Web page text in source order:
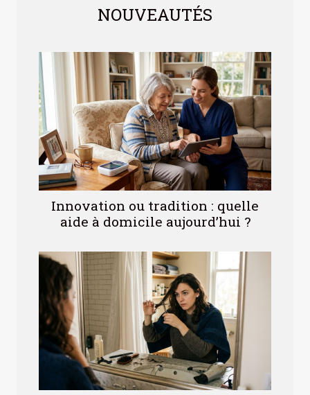
NOUVEAUTÉS
Innovation ou tradition : quelle
aide à domicile aujourd’hui ?